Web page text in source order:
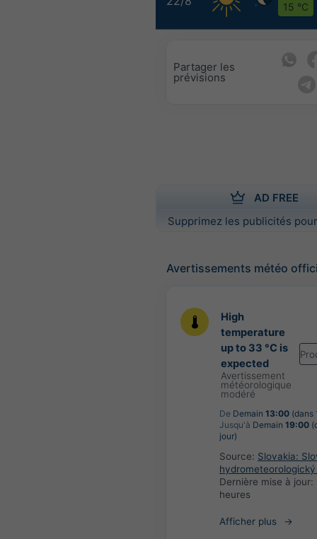
15 °C
Partager les
prévisions
AD FREE
Supprimez les publicités
Avertissements météo
High
temperature
up to 33 °C is
expected
Avertissement
météorologique
modéré
De Demain 13:00 (dans
Jusqu'à Demain 19:00
jour)
Source: Slovakia:
Dernière mise à jour:
heures
Afficher plus